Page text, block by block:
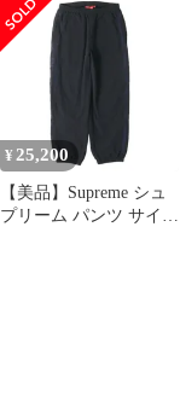
パンツ/ブラック/S
¥ 25,200
【美品】Supreme シュ
プリーム パンツ サイ